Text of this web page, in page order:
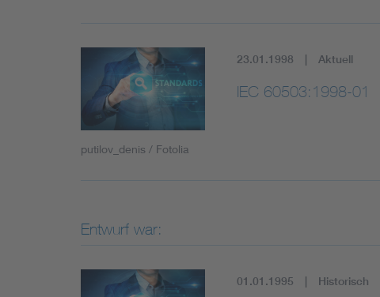
putilov_denis / Fotolia
23.01.1998 Aktuell
IEC 60503:1998-01
Entwurf war:
01.01.1995 Historisch